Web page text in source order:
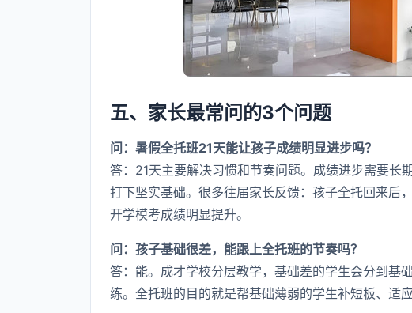
五、家长最常问的3个问题
问：暑假全托班21天能让孩子成绩明显进步吗？
答：21天主要解决习惯和节奏问题。成绩进步需要长
打下坚实基础。很多往届家长反馈：孩子全托回来后
开学模考成绩明显提升。
问：孩子基础很差，能跟上全托班的节奏吗？
答：能。成才学校分层教学，基础差的学生会分到基
练。全托班的目的就是帮基础薄弱的学生补短板、适应